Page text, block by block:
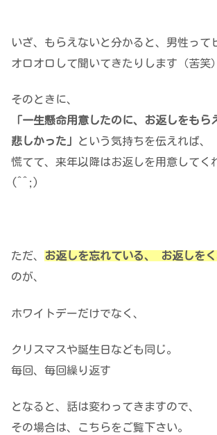
いざ、もらえないと分かると、男性って
オロオロして聞いてきたりします（苦笑
そのときに、
「一生懸命用意したのに、お返しをもら
悲しかった」
という気持ちを伝えれば、
慌てて、来年以降はお返しを用意してく
(^^;)
ただ、 お返しを忘れている、 お返しを
のが、
ホワイトデーだけでなく、
クリスマスや誕生日なども同じ。
毎回、毎回繰り返す
となると、話は変わってきますので、
その場合は、こちらをご覧下さい。